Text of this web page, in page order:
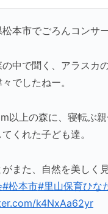
松本市でごろんコンサ
の中で聞く、アラスカ
でしたねー。
以上の森に、寝転ぶ
くれた子ども達。
また、自然を美しく
#松本市#里山保育ひな
k4NxAa62yr